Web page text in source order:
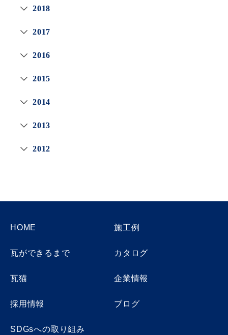
2018
2017
2016
2015
2014
2013
2012
HOME 施工例
瓦ができるまで カタログ
瓦猫 企業情報
採用情報 ブログ
SDGsへの取り組み